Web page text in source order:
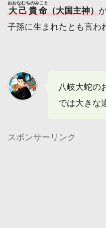
大己貴命
おおなむちのみこと
（大国主神）
子孫に生まれたとも言わ
八岐大蛇の
では大きな
スポンサーリンク